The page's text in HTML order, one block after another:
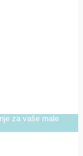
za vaše male